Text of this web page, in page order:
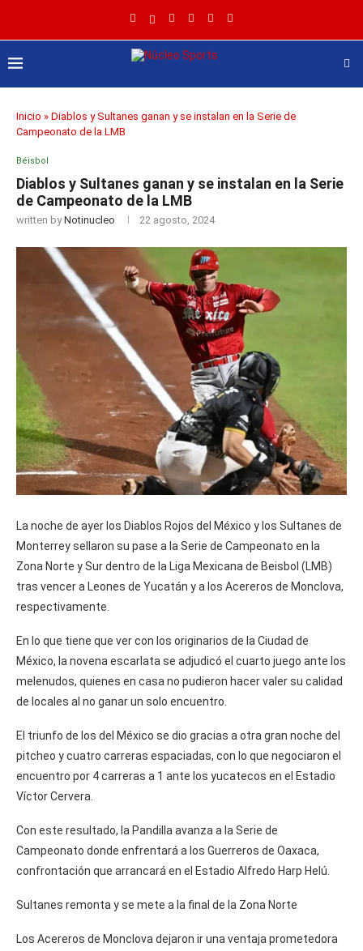
Inicio » Diablos y Sultanes ganan y se instalan en la Serie de
Campeonato de la LMB
Béisbol
Diablos y Sultanes ganan y se instalan en la Serie
de Campeonato de la LMB
written byNotinucleo 22 agosto, 2024
La noche de ayer los Diablos Rojos del México y los Sultanes de
Monterrey sellaron su pase a la Serie de Campeonato en la
Zona Norte y Sur dentro de la Liga Mexicana de Beisbol (LMB)
tras vencer a Leones de Yucatán y a los Acereros de Monclova,
respectivamente.
En lo que tiene que ver con los originarios de la Ciudad de
México, la novena escarlata se adjudicó el cuarto juego ante los
melenudos, quienes en casa no pudieron hacer valer su calidad
de locales al no ganar un solo encuentro.
El triunfo de los del México se dio gracias a otra gran noche del
pitcheo y cuatro carreras espaciadas, con lo que negociaron el
encuentro por 4 carreras a 1 ante los yucatecos en el Estadio
Víctor Cervera.
Con este resultado, la Pandilla avanza a la Serie de
Campeonato donde enfrentará a los Guerreros de Oaxaca,
confrontación que arrancará en el Estadio Alfredo Harp Helú.
Sultanes remonta y se mete a la final de la Zona Norte
Los Acereros de Monclova dejaron ir una ventaja prometedora